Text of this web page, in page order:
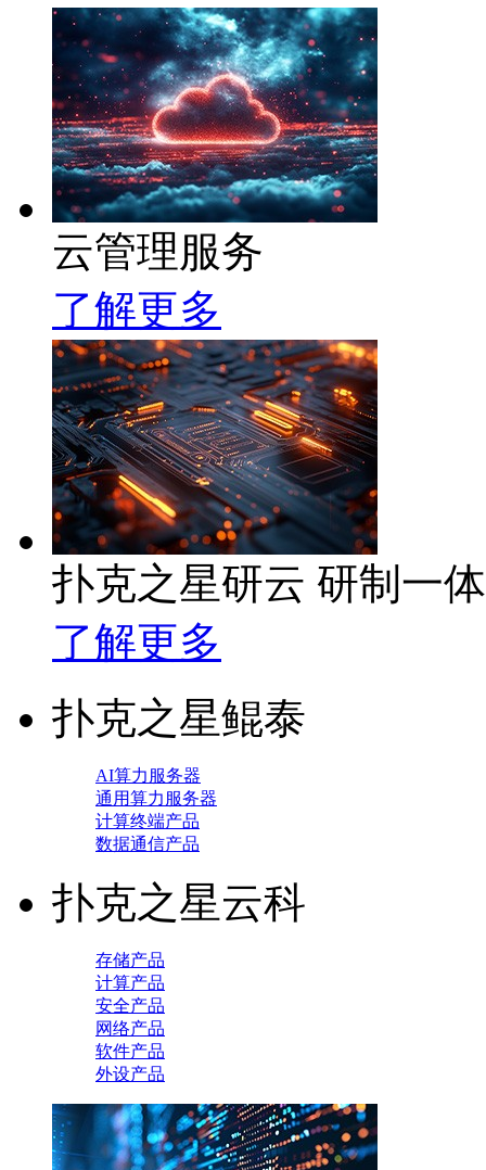
云管理服务
了解更多
扑克之星研云 研制一
了解更多
扑克之星鲲泰
AI算力服务器
通用算力服务器
计算终端产品
数据通信产品
扑克之星云科
存储产品
计算产品
安全产品
网络产品
软件产品
外设产品